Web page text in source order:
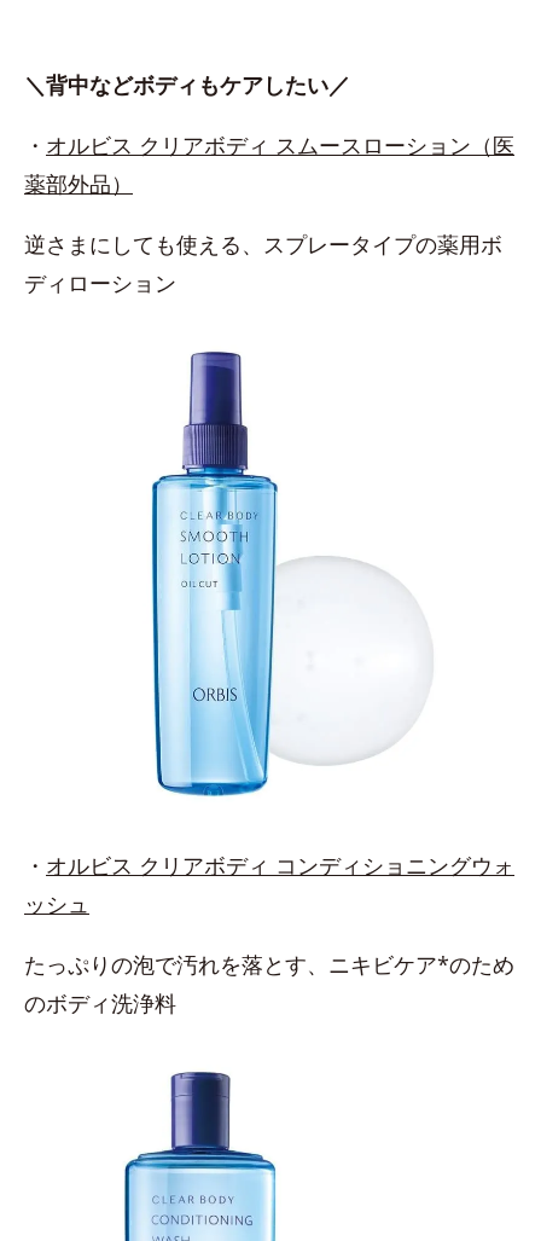
＼背中などボディもケアしたい／
・ オルビス クリアボディ スムースローション（医
薬部外品）
逆さまにしても使える、スプレータイプの薬用ボ
ディローション
・ オルビス クリアボディ コンディショニングウォ
ッシュ
たっぷりの泡で汚れを落とす、ニキビケア*のため
のボディ洗浄料